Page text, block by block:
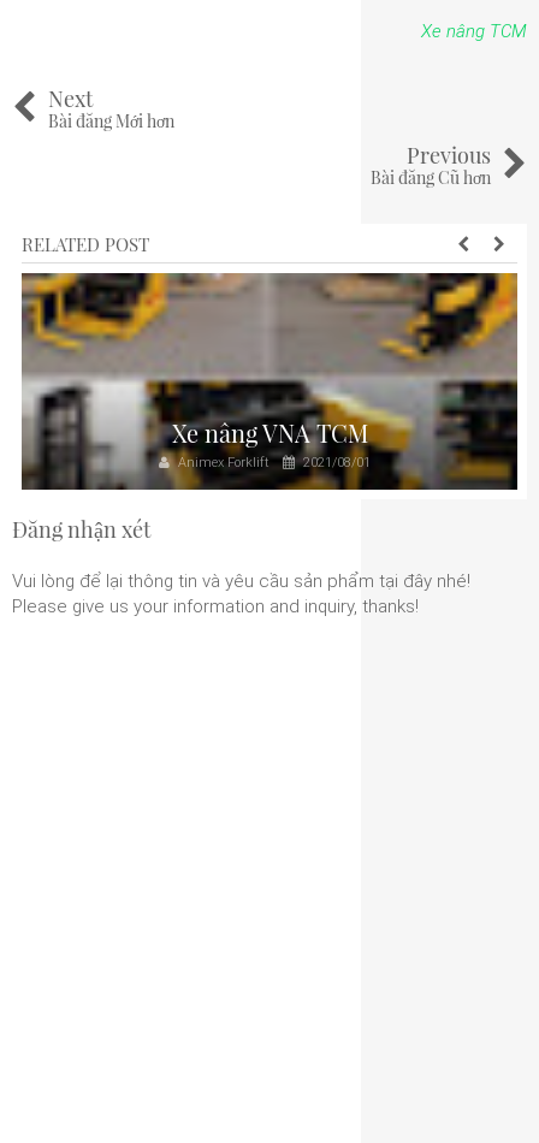
Xe nâng TCM
Next
Bài đăng Mới hơn
Previous
Bài đăng Cũ hơn
RELATED POST
Xe nâng VNA TCM
Animex Forklift 2021/08/01
Đăng nhận xét
Vui lòng để lại thông tin và yêu cầu sản phẩm tại đây nhé!
Please give us your information and inquiry, thanks!